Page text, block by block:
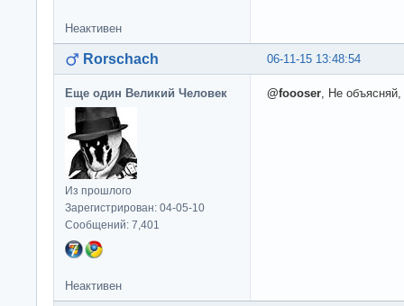
Неактивен
06-11-15 13:48:54
Rorschach
Еще один Великий Человек
Из прошлого
Зарегистрирован: 04-05-10
Сообщений: 7,401
@foooser , Не
Неактивен